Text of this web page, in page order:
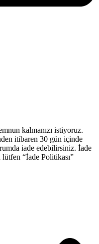
kalmanızı istiyoruz.
itibaren 30 gün içinde
iade edebilirsiniz. İade
“İade Politikası”